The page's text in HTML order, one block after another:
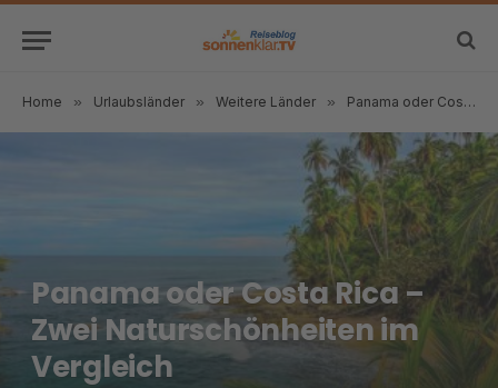
Home » Urlaubsländer » Weitere Länder » Panama oder Costa Rica – Zwei Naturschönheiten im Vergleich
Panama oder Costa Rica –
Zwei Naturschönheiten im
Vergleich